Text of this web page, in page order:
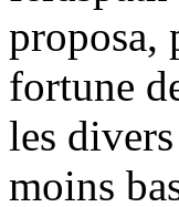
proposa,
fortune
les
moins